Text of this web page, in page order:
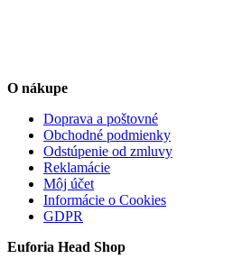
O nákupe
Doprava a poštovné
Obchodné podmienky
Odstúpenie od zmluvy
Reklamácie
Môj účet
Informácie o Cookies
GDPR
Euforia Head Shop